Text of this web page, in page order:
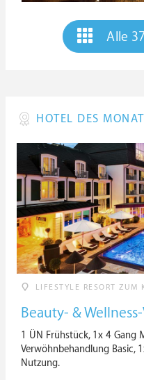
Alle
HOTEL DES
LIFESTYLE RESORT ZUM
Beauty- &
1 ÜN Frühstück, 1x 4 Gang
Verwöhnbehandlung Basic,
Nutzung.